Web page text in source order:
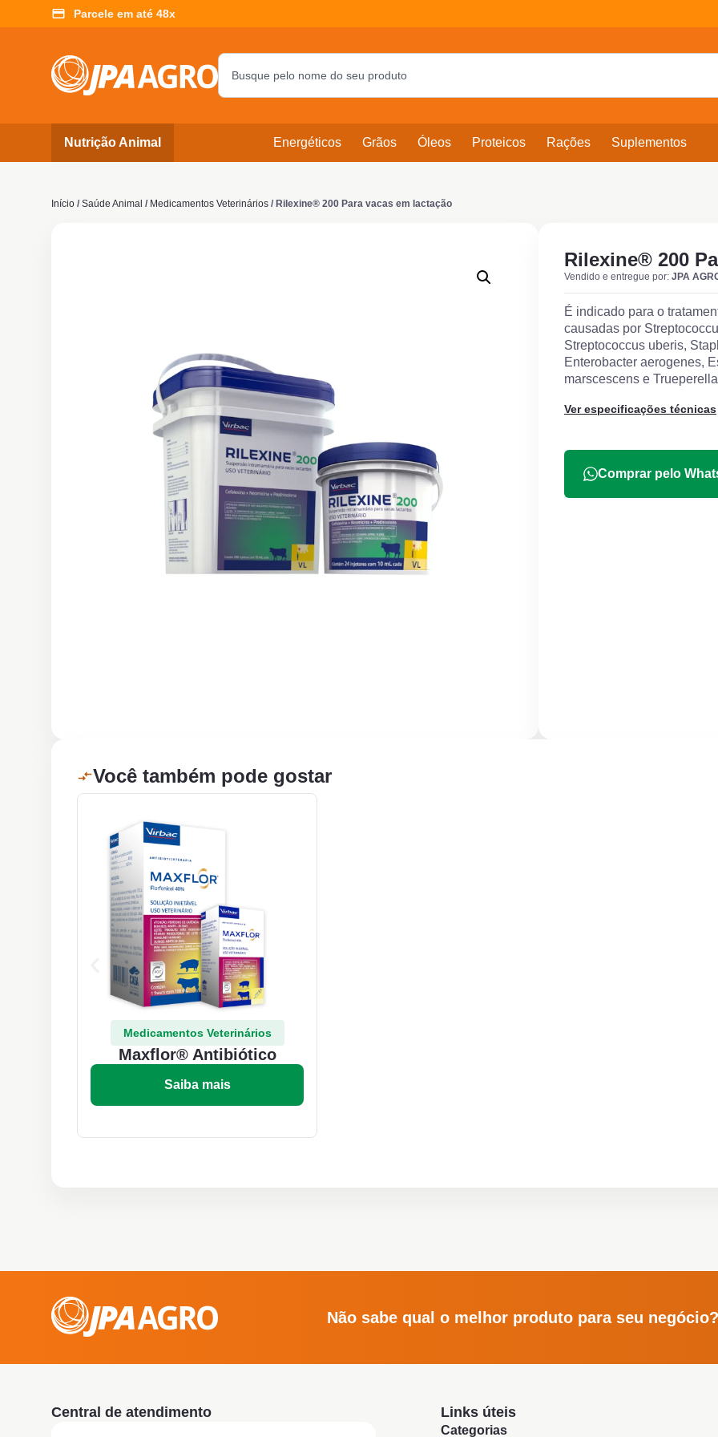
Parcele em até 48x
Nutrição Animal Energéticos Grãos Óleos Proteicos Rações Suplementos
Início / Saúde Animal / Medicamentos Veterinários / Rilexine® 200 Para vacas em lactação
Rilexine® 200
Vendido e entregue por: JPA
É indicado para o
causadas por
Streptococcus uberis,
Enterobacter aerogenes,
marscescens e
Ver especificações técnicas
Comprar pelo
Você também pode gostar
Medicamentos Veterinários
Maxflor® Antibiótico
Saiba mais
Não sabe qual o melhor produto para seu negócio?
Central de atendimento Links úteis
Categorias